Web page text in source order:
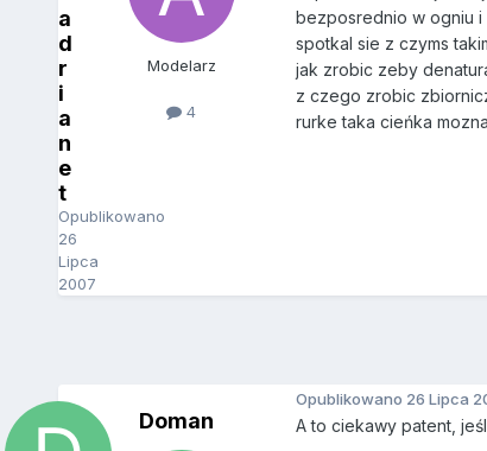
a
d
r
i
a
n
e
t
Opublikowano
26
Lipca
2007
Modelarz
4
bezposrednio w ogniu
spotkal sie z czyms
jak zrobic zeby
z czego zrobic
rurke taka cieńka
Doman
Opublikowano 26 Lipca
A to ciekawy patent,